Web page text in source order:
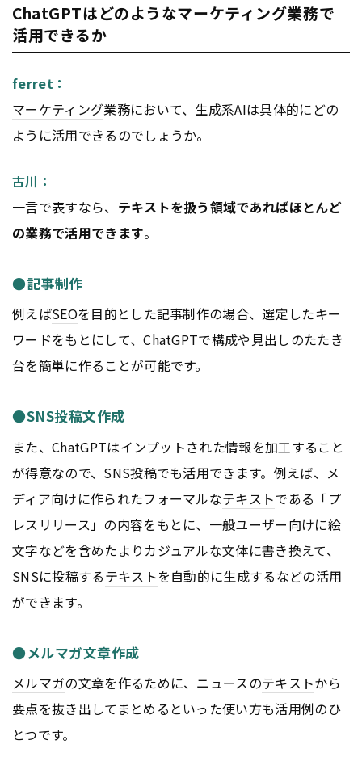
ChatGPTはどのようなマーケティング業務で
活用できるか
ferret：
マーケティング業務において、生成系AIは具体的にどの
ように活用できるのでしょうか。
古川：
一言で表すなら、 テキストを扱う領域であればほとんど
の業務で活用できます。
●記事制作
例えばSEOを目的とした記事制作の場合、選定したキー
ワードをもとにして、ChatGPTで構成や見出しのたたき
台を簡単に作ることが可能です。
●SNS投稿文作成
また、ChatGPTはインプットされた情報を加工すること
が得意なので、SNS投稿でも活用できます。例えば、メ
ディア向けに作られたフォーマルなテキストである「プ
レスリリース」の内容をもとに、一般ユーザー向けに絵
文字などを含めたよりカジュアルな文体に書き換えて、
SNSに投稿するテキストを自動的に生成するなどの活用
ができます。
●メルマガ文章作成
メルマガの文章を作るために、ニュースのテキストから
要点を抜き出してまとめるといった使い方も活用例のひ
とつです。